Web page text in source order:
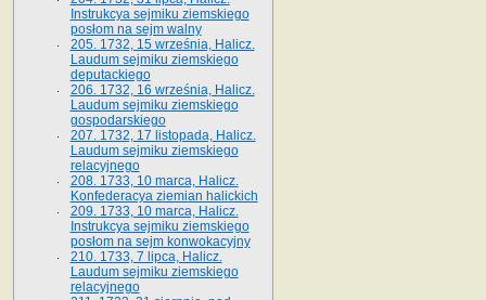
Instrukcya sejmiku ziemskiego
posłom na sejm walny
205. 1732, 15 września, Halicz.
Laudum sejmiku ziemskiego
deputackiego
206. 1732, 16 września, Halicz.
Laudum sejmiku ziemskiego
gospodarskiego
207. 1732, 17 listopada, Halicz.
Laudum sejmiku ziemskiego
relacyjnego
208. 1733, 10 marca, Halicz.
Konfederacya ziemian halickich­
209. 1733, 10 marca, Halicz.
Instrukcya sejmiku ziemskiego
posłom na sejm konwokacyjny
210. 1733, 7 lipca, Halicz.
Laudum sejmiku ziemskiego
relacyjnego